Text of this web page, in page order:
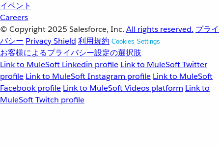
イベント
Careers
© Copyright 2025 Salesforce, Inc. All rights reserved. プライ
バシー Privacy Shield 利用規約 Cookies Settings
お客様によるプライバシー設定の選択肢
Link to MuleSoft Linkedin profile Link to MuleSoft Twitter
profile Link to MuleSoft Instagram profile Link to MuleSoft
Facebook profile Link to MuleSoft Videos platform Link to
MuleSoft Twitch profile